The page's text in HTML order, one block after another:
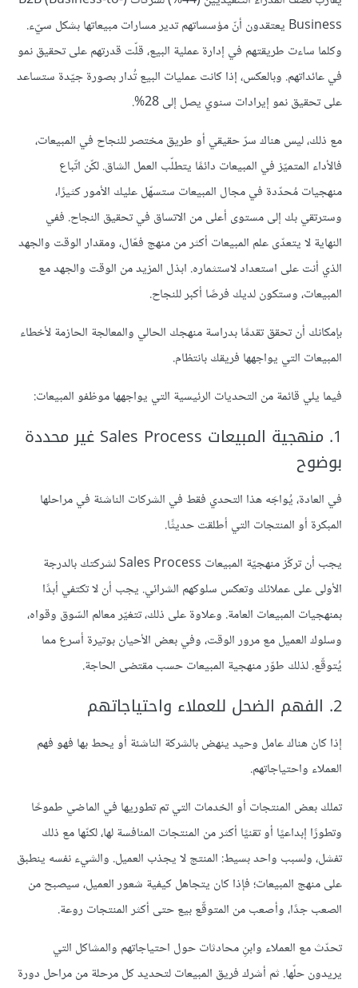
Business يعتقدون أنّ مؤسساتهم تدير مسارات مبيعاتها بشكل سيّء.
وكلما ساءت طريقتهم في إدارة عملية البيع، قلّت قدرتهم على تحقيق نمو
في عائداتهم. وبالعكس، إذا كانت عمليات البيع تُدار بصورة جيّدة ستساعد
على تحقيق نمو إيرادات سنوي يصل إلى 28%.
مع ذلك، ليس هناك سرّ حقيقي أو طريق مختصر للنجاح في المبيعات،
فالأداء المتميّز في المبيعات دائمًا يتطلّب العمل الشاق. لكّن اتّباع
منهجيات مُحدّدة في مجال المبيعات ستسهّل عليك الأمور كثيرًا،
وسترتقي بك إلى مستوى أعلى من الاتساق في تحقيق النجاح. ففي
النهاية لا يتعدّى علم المبيعات أكثر من منهج فعّال، ومقدار الوقت والجهد
الذي أنت على استعداد لاستثماره. ابذل المزيد من الوقت والجهد مع
المبيعات، وستكون لديك فرصًا أكبر للنجاح.
بإمكانك أن تحقق تقدمًا بدراسة منهجك الحالي والمعالجة الحازمة لأخطاء
المبيعات التي يواجهها فريقك بانتظام.
فيما يلي قائمة من التحديات الرئيسية التي يواجهها موظفو المبيعات:
1. منهجية المبيعات Sales Process غير محددة
بوضوح
في العادة، يُواجَه هذا التحدي فقط في الشركات الناشئة في مراحلها
المبكرة أو المنتجات التي أطلقت حديثًا.
يجب أن تركّز منهجيّة المبيعات Sales Process لشركتك بالدرجة
الأولى على عملائك وتعكس سلوكهم الشرائي. يجب أن لا تكتفي أبدًا
بمنهجيات المبيعات العامة. وعلاوة على ذلك، تتغيّر معالم السّوق وقواه،
وسلوك العميل مع مرور الوقت، وفي بعض الأحيان بوتيرة أسرع مما
يُتوقّع. لذلك طوّر منهجية المبيعات حسب مقتضى الحاجة.
2. الفهم الضحل للعملاء واحتياجاتهم
إذا كان هناك عامل وحيد ينهض بالشركة الناشئة أو يحط بها فهو فهم
العملاء واحتياجاتهم.
تملك بعض المنتجات أو الخدمات التي تم تطوريها في الماضي طموحًا
وتطورًا إبداعيًا أو تقنيًا أكثر من المنتجات المنافسة لها، لكنّها مع ذلك
تفشل، ولسبب واحد بسيط: المنتج لا يجذب العميل. والشيء نفسه ينطبق
على منهج المبيعات؛ فإذا كان يتجاهل كيفية شعور العميل، سيصبح من
الصعب جدًا، وأصعب من المتوقّع بيع حتى أكثر المنتجات روعة.
تحدّث مع العملاء وابنِ محادثات حول احتياجاتهم والمشاكل التي
يريدون حلّها. ثم أشرك فريق المبيعات لتحديد كل مرحلة من مراحل دورة